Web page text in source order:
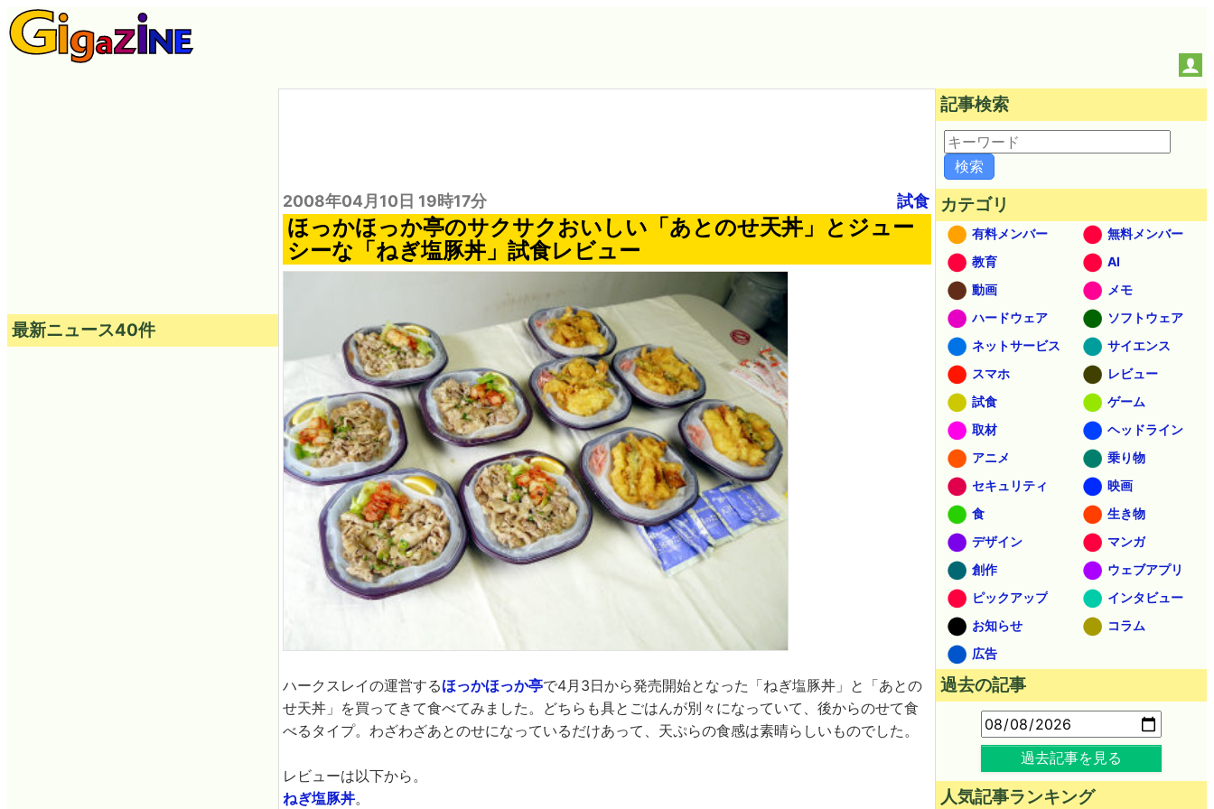
2008年04月10日 19時17分 試食
ほっかほっか亭のサクサクおいしい「あとのせ天丼」とジュー
シーな「ねぎ塩豚丼」試食レビュー
ハークスレイの運営するほっかほっか亭で4月3日から発売開始となった「ねぎ塩豚丼」と「あとの
せ天丼」を買ってきて食べてみました。どちらも具とごはんが別々になっていて、後からのせて食
べるタイプ。わざわざあとのせになっているだけあって、天ぷらの食感は素晴らしいものでした。
レビューは以下から。
ねぎ塩豚丼。
最新ニュース40件
記事検索
カテゴリ
有料メンバー
無料メンバー
教育
AI
動画
メモ
ハードウェア
ソフトウェア
ネットサービス
サイエンス
スマホ
レビュー
試食
ゲーム
取材
ヘッドライン
アニメ
乗り物
セキュリティ
映画
食
生き物
デザイン
マンガ
創作
ウェブアプリ
ピックアップ
インタビュー
お知らせ
コラム
広告
過去の記事
過去記事を見る
人気記事ランキング